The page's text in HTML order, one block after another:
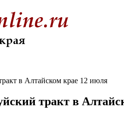
в Алтайском крае 12 июля
тракт в